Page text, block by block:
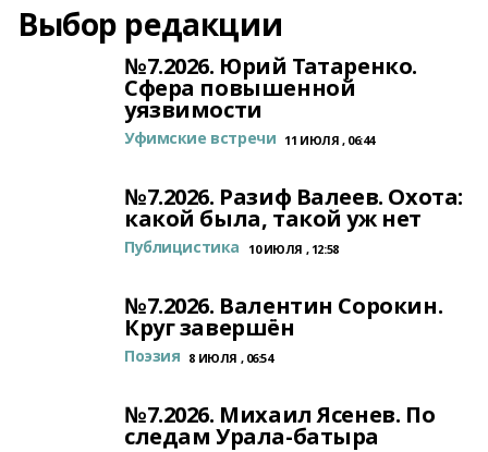
Выбор редакции
№7.2026. Юрий Татаренко.
Сфера повышенной
уязвимости
Уфимские встречи 11 ИЮЛЯ , 06:44
№7.2026. Разиф Валеев. Охота:
какой была, такой уж нет
Публицистика 10 ИЮЛЯ , 12:58
№7.2026. Валентин Сорокин.
Круг завершён
Поэзия 8 ИЮЛЯ , 06:54
№7.2026. Михаил Ясенев. По
следам Урала-батыра